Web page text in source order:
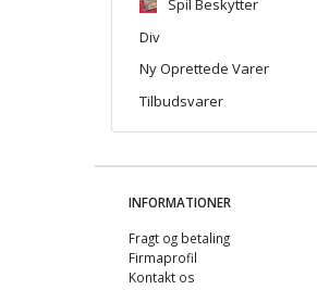
Spil Beskytter
Div
Ny Oprettede Varer
Tilbudsvarer
INFORMATIONER
Fragt og betaling
Firmaprofil
Kontakt os